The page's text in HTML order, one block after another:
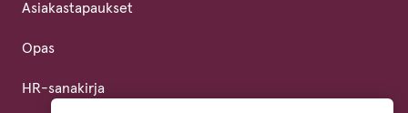
Asiakastapaukset
Opas
HR-sanakirja